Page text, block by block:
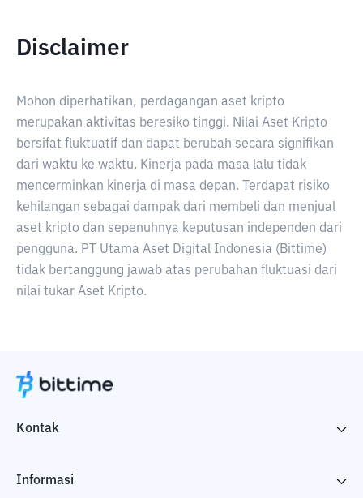
Disclaimer
Mohon diperhatikan, perdagangan aset kripto
merupakan aktivitas beresiko tinggi. Nilai Aset Kripto
bersifat fluktuatif dan dapat berubah secara signifikan
dari waktu ke waktu. Kinerja pada masa lalu tidak
mencerminkan kinerja di masa depan. Terdapat risiko
kehilangan sebagai dampak dari membeli dan menjual
aset kripto dan sepenuhnya keputusan independen dari
pengguna. PT Utama Aset Digital Indonesia (Bittime)
tidak bertanggung jawab atas perubahan fluktuasi dari
nilai tukar Aset Kripto.
Kontak
Informasi